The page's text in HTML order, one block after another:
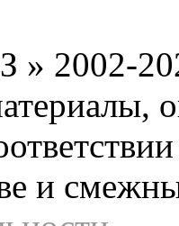
2002-
и